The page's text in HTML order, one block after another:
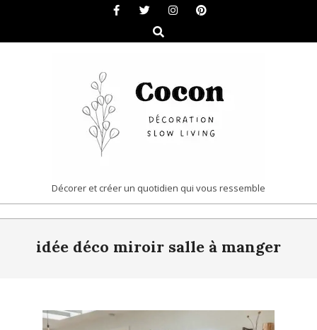
content
Search
COCON
|
DÉCORATION
LIVING
Décorer et créer un quotidien qui vous ressemble
Navigationidée déco miroir salle à manger